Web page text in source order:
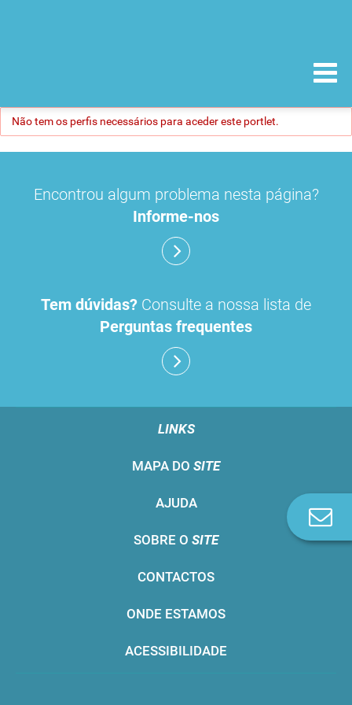
Não tem os perfis necessários para aceder este portlet.
Encontrou algum problema nesta página?
Informe-nos
Tem dúvidas? Consulte a nossa lista de
Perguntas frequentes
LINKS
MAPA DO SITE
AJUDA
SOBRE O SITE
CONTACTOS
ONDE ESTAMOS
ACESSIBILIDADE